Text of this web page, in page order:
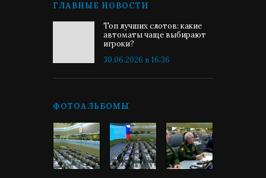
ГЛАВНЫЕ НОВОСТИ
Топ лучших слотов: какие
автоматы чаще выбирают
игроки?
30.06.2026 в 16:36
ФОТОАЛЬБОМЫ